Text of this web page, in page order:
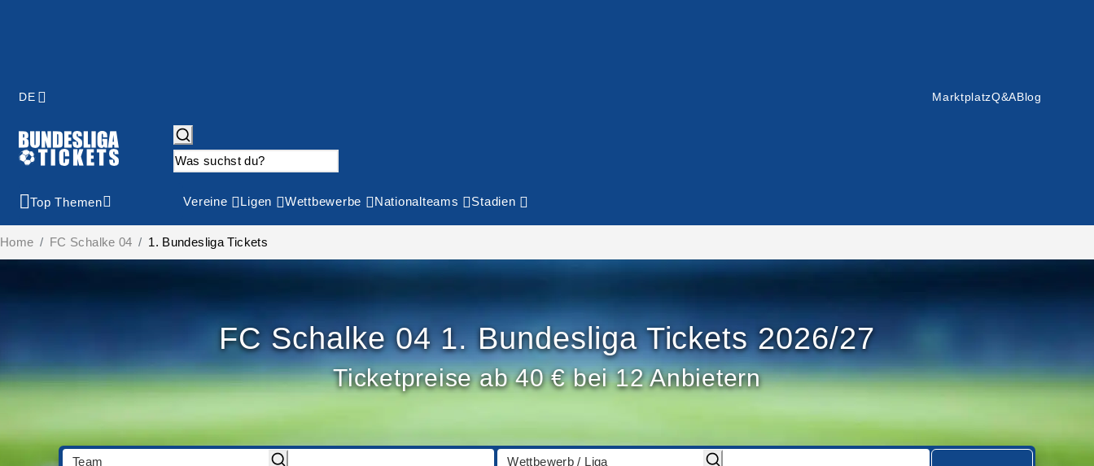
DE MarktplatzQ&ABlog
Top Themen Vereine Ligen Wettbewerbe Nationalteams Stadien
Home FC Schalke 04 1. Bundesliga Tickets
FC Schalke 04 1. Bundesliga Tickets 2026/27
Ticketpreise ab 40 € bei 12 Anbietern
Team Wettbewerb / Liga